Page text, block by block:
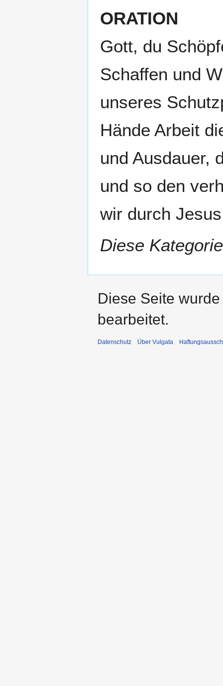
ORATION
Gott, du
Schaffen und
unseres
Hände Arbeit
und Ausdauer,
und so den
wir durch
Diese
Diese Seite
bearbeitet.
Datenschutz Über Vulgata